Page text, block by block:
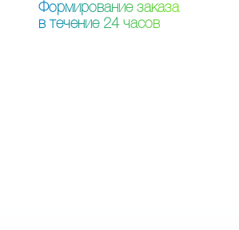
Формирование заказа
в течение 24 часов